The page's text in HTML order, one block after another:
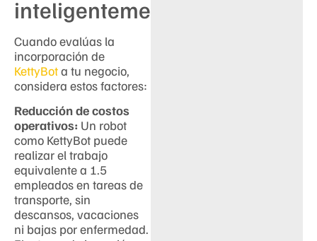
inteligentemente
Cuando evalúas la
incorporación de
KettyBota tu negocio,
considera estos factores:
Reducción de costos
operativos: Un robot
como KettyBot puede
realizar el trabajo
equivalente a 1.5
empleados en tareas de
transporte, sin
descansos, vacaciones
ni bajas por enfermedad.